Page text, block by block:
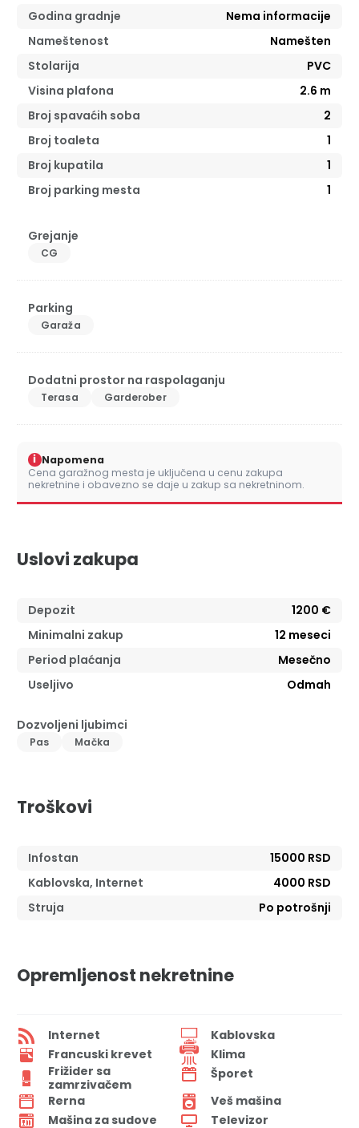
Godina gradnje
Nema informacije
Nameštenost
Namešten
Stolarija
PVC
Visina plafona
2.6 m
Broj spavaćih soba
2
Broj toaleta
1
Broj kupatila
1
Broj parking mesta
1
Grejanje
CG
Parking
Garaža
Dodatni prostor na raspolaganju
Terasa Garderober
i Napomena
Cena garažnog mesta je uključena u cenu zakupa
nekretnine i obavezno se daje u zakup sa nekretninom.
Uslovi zakupa
Depozit
1200 €
Minimalni zakup
12 meseci
Period plaćanja
Mesečno
Useljivo
Odmah
Dozvoljeni ljubimci
Pas Mačka
Troškovi
Infostan
15000 RSD
Kablovska, Internet
4000 RSD
Struja
Po potrošnji
Opremljenost nekretnine
Internet
Kablovska
Francuski krevet
Klima
Frižider sa
zamrzivačem
Šporet
Rerna
Veš mašina
Mašina za sudove
Televizor